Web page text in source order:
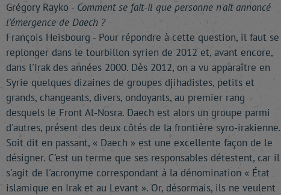
Grégory Rayko - Comment se fait-il que personne n'ait annoncé
l'émergence de Daech ?
François Heisbourg - Pour répondre à cette question, il faut se
replonger dans le tourbillon syrien de 2012 et, avant encore,
dans l'Irak des années 2000. Dès 2012, on a vu apparaître en
Syrie quelques dizaines de groupes djihadistes, petits et
grands, changeants, divers, ondoyants, au premier rang
desquels le Front Al-Nosra. Daech est alors un groupe parmi
d'autres, présent des deux côtés de la frontière syro-irakienne.
Soit dit en passant, « Daech » est une excellente façon de le
désigner. C'est un terme que ses responsables détestent, car il
s'agit de l'acronyme correspondant à la dénomination « État
islamique en Irak et au Levant ». Or, désormais, ils ne veulent